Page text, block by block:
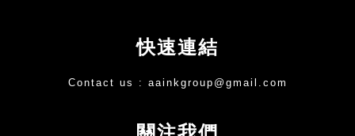
快速連結
Contact us : aainkgroup@gmail.com